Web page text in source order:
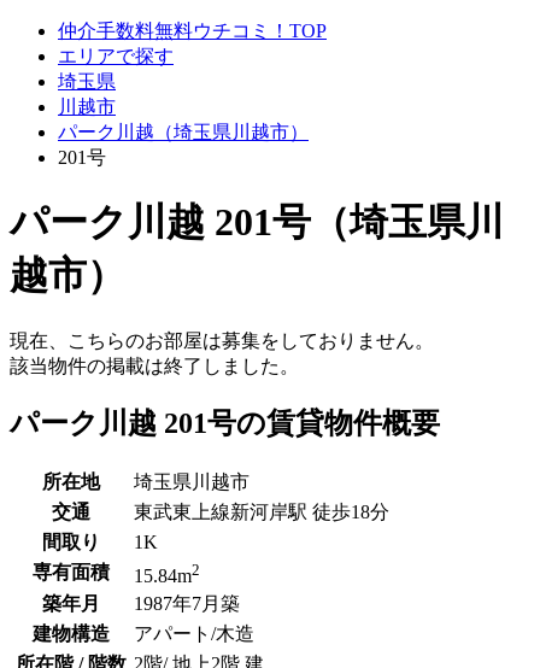
仲介手数料無料ウチコミ！TOP
エリアで探す
埼玉県
川越市
パーク川越（埼玉県川越市）
201号
パーク川越 201号（埼玉県川
越市）
現在、こちらのお部屋は募集をしておりません。
該当物件の掲載は終了しました。
パーク川越 201号の賃貸物件概要
所在地
埼玉県川越市
交通
東武東上線新河岸駅 徒歩18分
間取り
1K
専有面積
15.84m2
築年月
1987年7月築
建物構造
アパート/木造
所在階 / 階数 2階/ 地上2階 建